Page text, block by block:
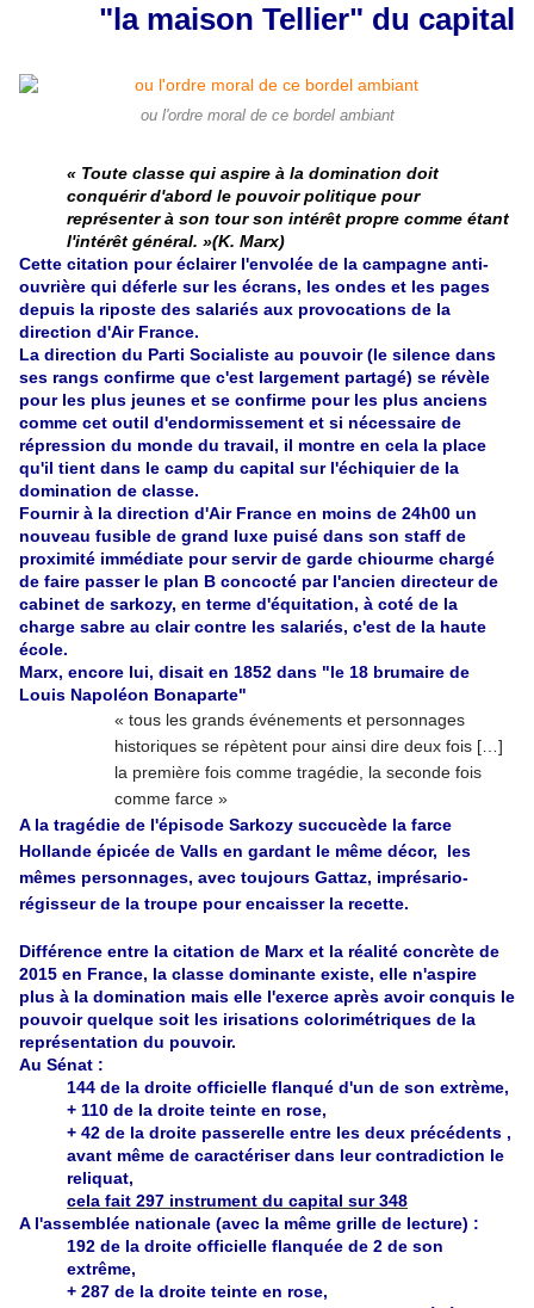
"la maison Tellier" du capital
ou l'ordre moral de ce bordel ambiant
« Toute classe qui aspire à la domination doit
conquérir d'abord le pouvoir politique pour
représenter à son tour son intérêt propre comme étant
l'intérêt général. »(K. Marx)
Cette citation pour éclairer l'envolée de la campagne anti-
ouvrière qui déferle sur les écrans, les ondes et les pages
depuis la riposte des salariés aux provocations de la
direction d'Air France.
La direction du Parti Socialiste au pouvoir (le silence dans
ses rangs confirme que c'est largement partagé) se révèle
pour les plus jeunes et se confirme pour les plus anciens
comme cet outil d'endormissement et si nécessaire de
répression du monde du travail, il montre en cela la place
qu'il tient dans le camp du capital sur l'échiquier de la
domination de classe.
Fournir à la direction d'Air France en moins de 24h00 un
nouveau fusible de grand luxe puisé dans son staff de
proximité immédiate pour servir de garde chiourme chargé
de faire passer le plan B concocté par l'ancien directeur de
cabinet de sarkozy, en terme d'équitation, à coté de la
charge sabre au clair contre les salariés, c'est de la haute
école.
Marx, encore lui, disait en 1852 dans "le 18 brumaire de
Louis Napoléon Bonaparte"
« tous les grands événements et personnages
historiques se répètent pour ainsi dire deux fois […]
la première fois comme tragédie, la seconde fois
comme farce »
A la tragédie de l'épisode Sarkozy succucède la farce
Hollande épicée de Valls en gardant le même décor, les
mêmes personnages, avec toujours Gattaz, imprésario-
régisseur de la troupe pour encaisser la recette.
Différence entre la citation de Marx et la réalité concrète de
2015 en France, la classe dominante existe, elle n'aspire
plus à la domination mais elle l'exerce après avoir conquis le
pouvoir quelque soit les irisations colorimétriques de la
représentation du pouvoir.
Au Sénat :
144 de la droite officielle flanqué d'un de son extrème,
+ 110 de la droite teinte en rose,
+ 42 de la droite passerelle entre les deux précédents ,
avant même de caractériser dans leur contradiction le
reliquat,
cela fait 297 instrument du capital sur 348
A l'assemblée nationale (avec la même grille de lecture) :
192 de la droite officielle flanquée de 2 de son
extrême,
+ 287 de la droite teinte en rose,